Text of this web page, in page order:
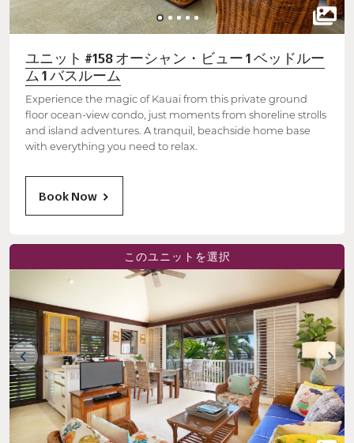
ユニット #158 オーシャン・ビュー 1 ベッドルー
ム 1 バスルーム
Experience the magic of Kauai from this private ground
floor ocean-view condo, just moments from shoreline strolls
and island adventures. A tranquil, beachside home base
with everything you need to relax.
Book Now
このユニットを選択